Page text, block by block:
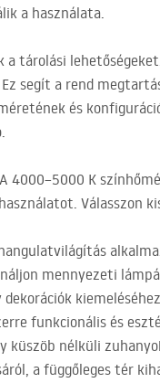
a használata.
tárolási
segít a rend
és
4000–5000 K
Válasszon
mennyezeti
funkcionális és
nélküli
a függőleges tér